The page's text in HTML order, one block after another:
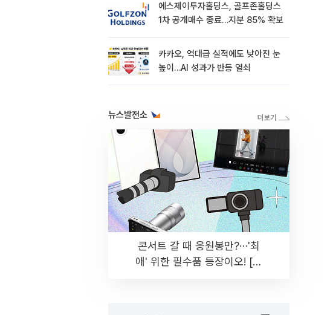
에스제이투자홀딩스, 골프존홀딩스
1차 공개매수 종료…지분 85% 확보
카카오, 역대급 실적에도 낮아진 눈
높이…AI 성과가 반등 열쇠
뉴스발전소
콘서트 갈 때 응원봉만?⋯'최
애' 위한 필수품 등장이오! [솔